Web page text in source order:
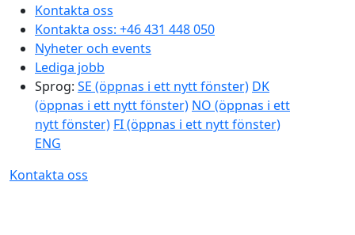
Kontakta oss
Kontakta oss: +46 431 448 050
Nyheter och events
Lediga jobb
Sprog: SE (öppnas i ett nytt fönster) DK
(öppnas i ett nytt fönster) NO (öppnas i ett
nytt fönster) FI(öppnas i ett nytt fönster)
ENG
Kontakta oss